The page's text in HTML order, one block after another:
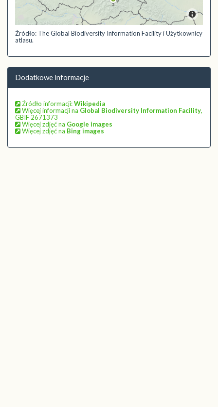
Źródło: The Global Biodiversity Information Facility i Użytkownicy
atlasu.
Dodatkowe informacje
Źródło informacji:Wikipedia
Więcej informacji na Global Biodiversity Information Facility,
GBIF 2671373
Więcej zdjęć na Google images
Więcej zdjęć na Bing images